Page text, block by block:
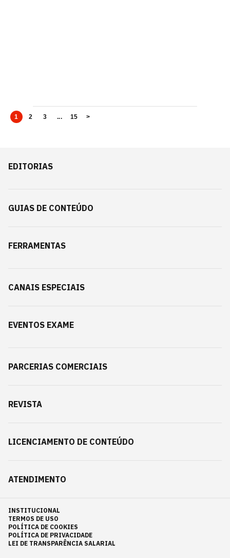
1 2 3 ... 15 >
EDITORIAS
GUIAS DE CONTEÚDO
FERRAMENTAS
CANAIS ESPECIAIS
EVENTOS EXAME
PARCERIAS COMERCIAIS
REVISTA
LICENCIAMENTO DE CONTEÚDO
ATENDIMENTO
INSTITUCIONAL
TERMOS DE USO
POLÍTICA DE COOKIES
POLÍTICA DE PRIVACIDADE
LEI DE TRANSPARÊNCIA SALARIAL